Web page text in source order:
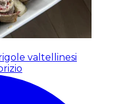
valtellinesi